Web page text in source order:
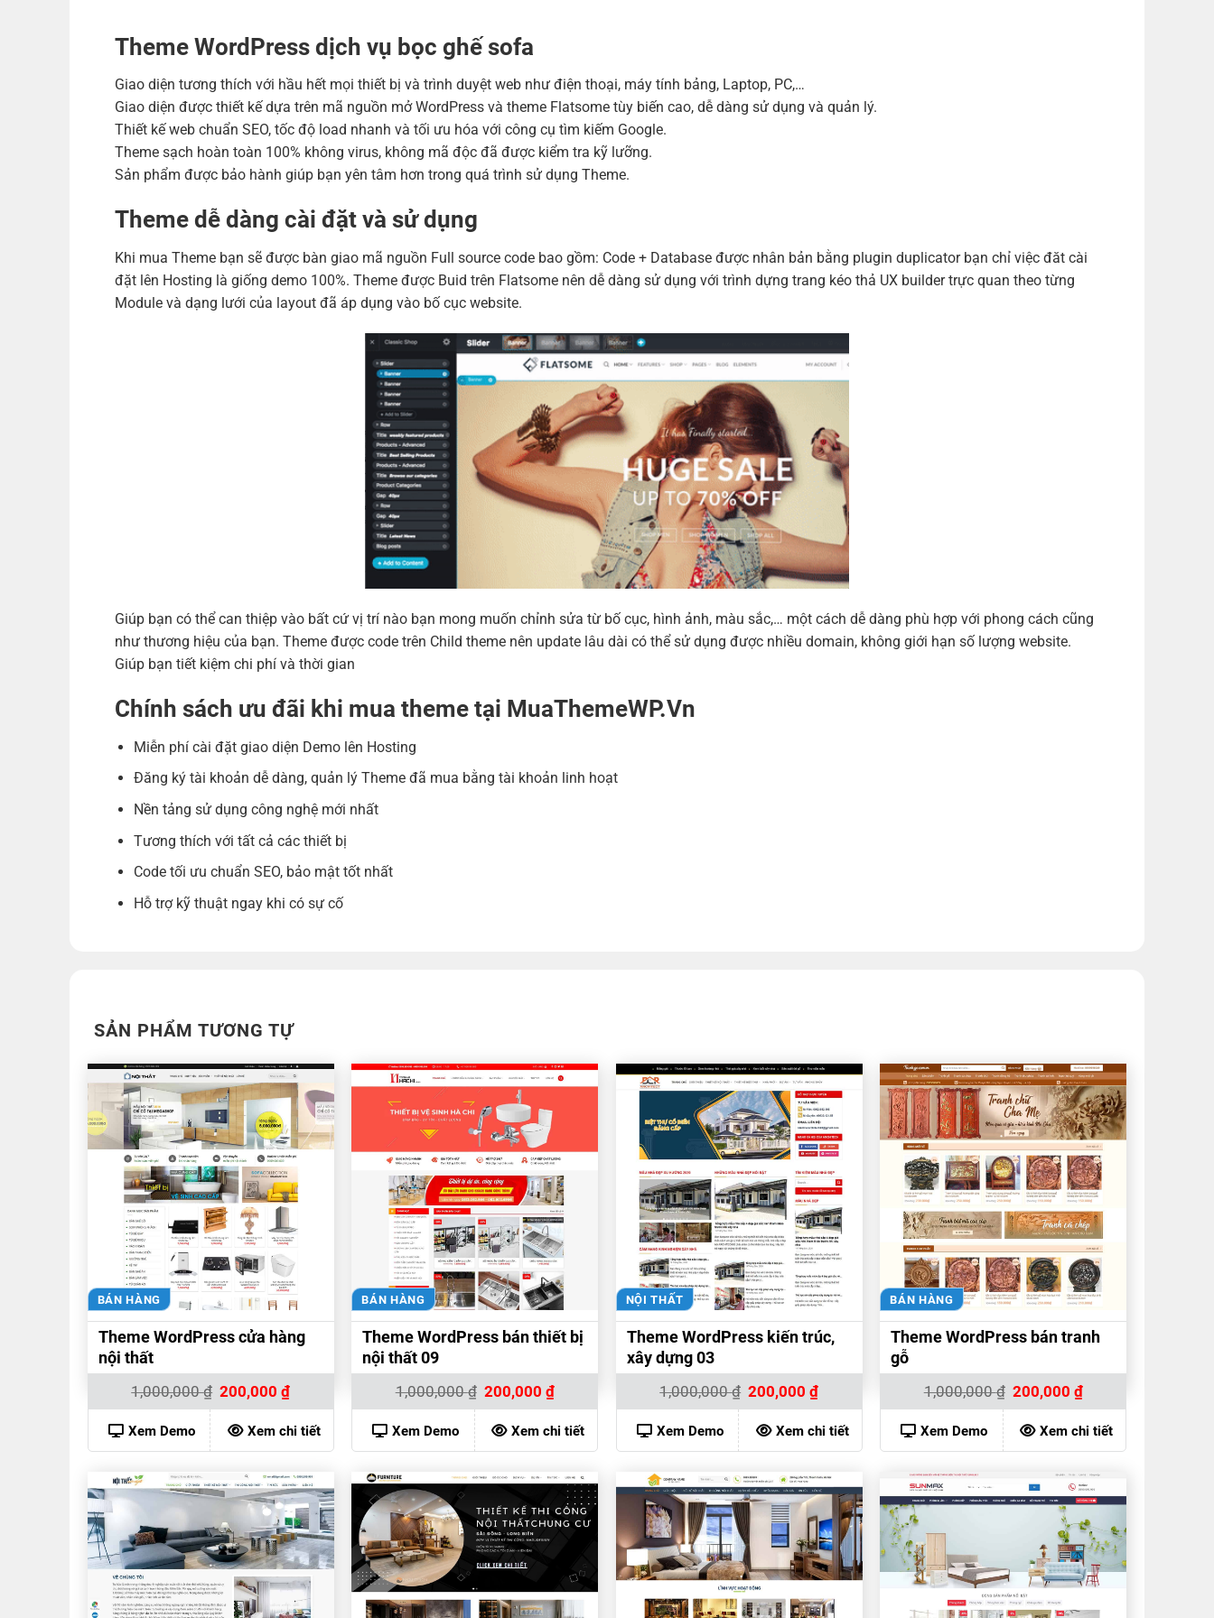
Theme WordPress dịch vụ bọc ghế sofa
Giao diện tương thích với hầu hết mọi thiết bị và trình duyệt web như điện thoại, máy tính bảng, Laptop, PC,…
Giao diện được thiết kế dựa trên mã nguồn mở WordPress và theme Flatsome tùy biến cao, dễ dàng sử dụng và quản lý.
Thiết kế web chuẩn SEO, tốc độ load nhanh và tối ưu hóa với công cụ tìm kiếm Google.
Theme sạch hoàn toàn 100% không virus, không mã độc đã được kiểm tra kỹ lưỡng.
Sản phẩm được bảo hành giúp bạn yên tâm hơn trong quá trình sử dụng Theme.
Theme dễ dàng cài đặt và sử dụng
Khi mua Theme bạn sẽ được bàn giao mã nguồn Full source code bao gồm: Code + Database được nhân bản bằng plugin duplicator bạn chỉ việc đăt cài
đặt lên Hosting là giống demo 100%. Theme được Buid trên Flatsome nên dễ dàng sử dụng với trình dựng trang kéo thả UX builder trực quan theo từng
Module và dạng lưới của layout đã áp dụng vào bố cục website.
Giúp bạn có thể can thiệp vào bất cứ vị trí nào bạn mong muốn chỉnh sửa từ bố cục, hình ảnh, màu sắc,… một cách dễ dàng phù hợp với phong cách cũng
như thương hiệu của bạn. Theme được code trên Child theme nên update lâu dài có thể sử dụng được nhiều domain, không giới hạn số lượng website.
Giúp bạn tiết kiệm chi phí và thời gian
Chính sách ưu đãi khi mua theme tại MuaThemeWP.Vn
Miễn phí cài đặt giao diện Demo lên Hosting
Đăng ký tài khoản dễ dàng, quản lý Theme đã mua bằng tài khoản linh hoạt
Nền tảng sử dụng công nghệ mới nhất
Tương thích với tất cả các thiết bị
Code tối ưu chuẩn SEO, bảo mật tốt nhất
Hỗ trợ kỹ thuật ngay khi có sự cố
SẢN PHẨM TƯƠNG TỰ
BÁN HÀNG
Theme WordPress cửa hàng
nội thất
1,000,000₫ Giá
gốc
là:
1,000,000 ₫.
200,000₫Giá
tại
là:
200,000 ₫.
Xem Demo Xem chi tiết
BÁN HÀNG
Theme WordPress bán thiết bị
nội thất 09
1,000,000₫ Giá
gốc
là:
1,000,000 ₫.
200,000 ₫Giá
hiện
tại
là:
200,000 ₫.
Xem Demo Xem chi tiết
NỘI THẤT
Theme WordPress kiến trúc,
xây dựng 03
1,000,000₫ Giá
gốc
là:
1,000,000 ₫.
200,000₫Giá
tại
là:
200,000 ₫.
Xem Demo Xem chi tiết
BÁN HÀNG
Theme WordPress bán tranh
gỗ
1,000,000₫ Giá
gốc
là:
1,000,000 ₫.
200,000 ₫Giá
hiện
tại
là:
200,000 ₫.
Xem Demo Xem chi tiết